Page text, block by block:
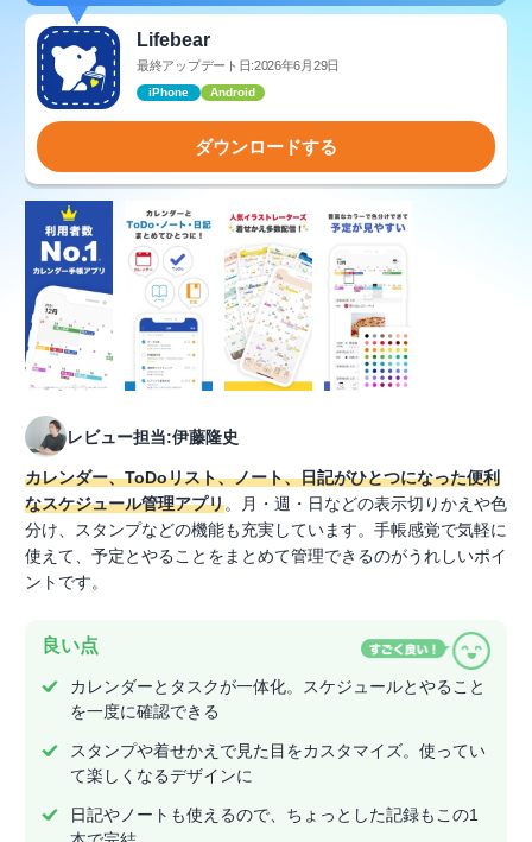
Lifebear
最終アップデート日:2026年6月29日
iPhone Android
ダウンロードする
レビュー担当:伊藤隆史
カレンダー、ToDoリスト、ノート、日記がひとつになった便利
なスケジュール管理アプリ。月・週・日などの表示切りかえや色
分け、スタンプなどの機能も充実しています。手帳感覚で気軽に
使えて、予定とやることをまとめて管理できるのがうれしいポイ
ントです。
良い点
カレンダーとタスクが一体化。スケジュールとやること
を一度に確認できる
スタンプや着せかえで見た目をカスタマイズ。使ってい
て楽しくなるデザインに
日記やノートも使えるので、ちょっとした記録もこの1